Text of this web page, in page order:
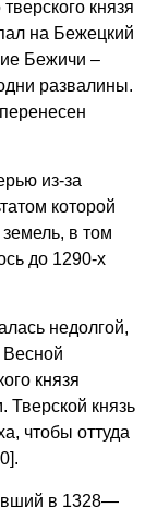
князя
на Бежецкий
Бежичи –
развалины.
из-за
которой
в том
до 1290-х
недолгой,
Весной
князя
князь
чтобы оттуда
в 1328—